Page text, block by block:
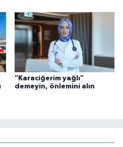
"Karaciğerim yağlı"
demeyin, önlemini alın